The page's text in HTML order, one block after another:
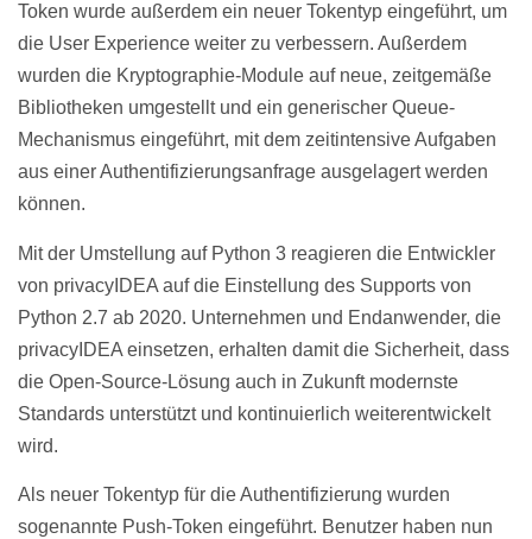
Token wurde außerdem ein neuer Tokentyp eingeführt, um
die User Experience weiter zu verbessern. Außerdem
wurden die Kryptographie-Module auf neue, zeitgemäße
Bibliotheken umgestellt und ein generischer Queue-
Mechanismus eingeführt, mit dem zeitintensive Aufgaben
aus einer Authentifizierungsanfrage ausgelagert werden
können.
Mit der Umstellung auf Python 3 reagieren die Entwickler
von privacyIDEA auf die Einstellung des Supports von
Python 2.7 ab 2020. Unternehmen und Endanwender, die
privacyIDEA einsetzen, erhalten damit die Sicherheit, dass
die Open-Source-Lösung auch in Zukunft modernste
Standards unterstützt und kontinuierlich weiterentwickelt
wird.
Als neuer Tokentyp für die Authentifizierung wurden
sogenannte Push-Token eingeführt. Benutzer haben nun